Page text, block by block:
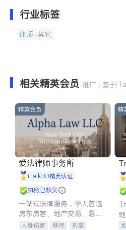
行业标签
律师-其它
相关精英会员 推广 | 基于
精英会员
爱法律师事务所
iTalkBB精英认证
执照已核实
一站式法律服务，华人首选.
房东房客、地产交易、意外
伤害、车祸重伤、商业诉
人身伤害 移民
刑事
精